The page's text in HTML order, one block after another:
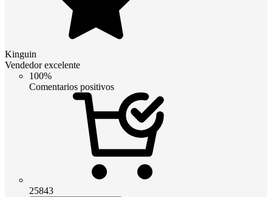
Kinguin
Vendedor excelente
100%
Comentarios positivos
25843